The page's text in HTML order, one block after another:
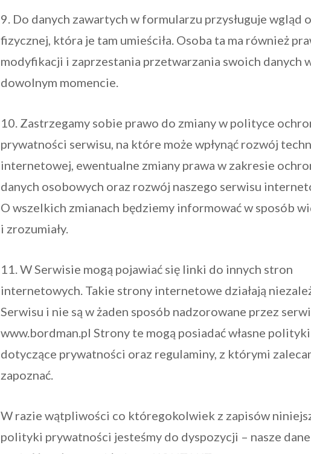
9. Do danych zawartych w formularzu przysługuje wgląd
fizycznej, która je tam umieściła. Osoba ta ma również
modyfikacji i zaprzestania przetwarzania swoich danych
dowolnym momencie.
10. Zastrzegamy sobie prawo do zmiany w polityce
prywatności serwisu, na które może wpłynąć rozwój
internetowej, ewentualne zmiany prawa w zakresie
danych osobowych oraz rozwój naszego serwisu
O wszelkich zmianach będziemy informować w sposób
i zrozumiały.
11. W Serwisie mogą pojawiać się linki do innych stron
internetowych. Takie strony internetowe działają
Serwisu i nie są w żaden sposób nadzorowane przez
www.bordman.pl Strony te mogą posiadać własne polityki
dotyczące prywatności oraz regulaminy, z którymi
zapoznać.
W razie wątpliwości co któregokolwiek z zapisów
polityki prywatności jesteśmy do dyspozycji – nasze dane